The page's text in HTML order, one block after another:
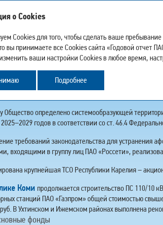
СОБЫТИЯ
Общество определено системообразующей
годов в соответствии со ст. 46.4
требований законодательства для устранения
входящими в группу лиц ПАО «Россети»,
крупнейшая ТСО Республики Карелия –
Коми продолжается строительство ПС 110/10
станций ПАО «Газпром» общей стоимостью
В Ухтинском и Ижемском районах выполнена
фонды
о Cookies
Cookies для того, чтобы сделать ваше
вы принимаете все Cookies сайта «Годовой отчет
ваши настройки Cookies в любое время,
Подробнее